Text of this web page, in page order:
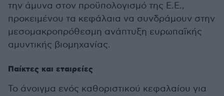
την άμυνα στον προϋπολογισμό της Ε.Ε.,
προκειμένου τα κεφάλαια να συνδράμουν στην
μεσομακροπρόθεσμη ανάπτυξη ευρωπαϊκής
αμυντικής βιομηχανίας.
Παίκτες και εταιρείες
Το άνοιγμα ενός καθοριστικού κεφαλαίου για